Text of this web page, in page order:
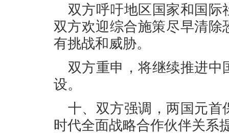
双方呼吁地区国家和国
双方欢迎综合施策尽早清
有挑战和威胁。
双方重申，将继续推进
设。
十、双方强调，两国元
时代全面战略合作伙伴关系